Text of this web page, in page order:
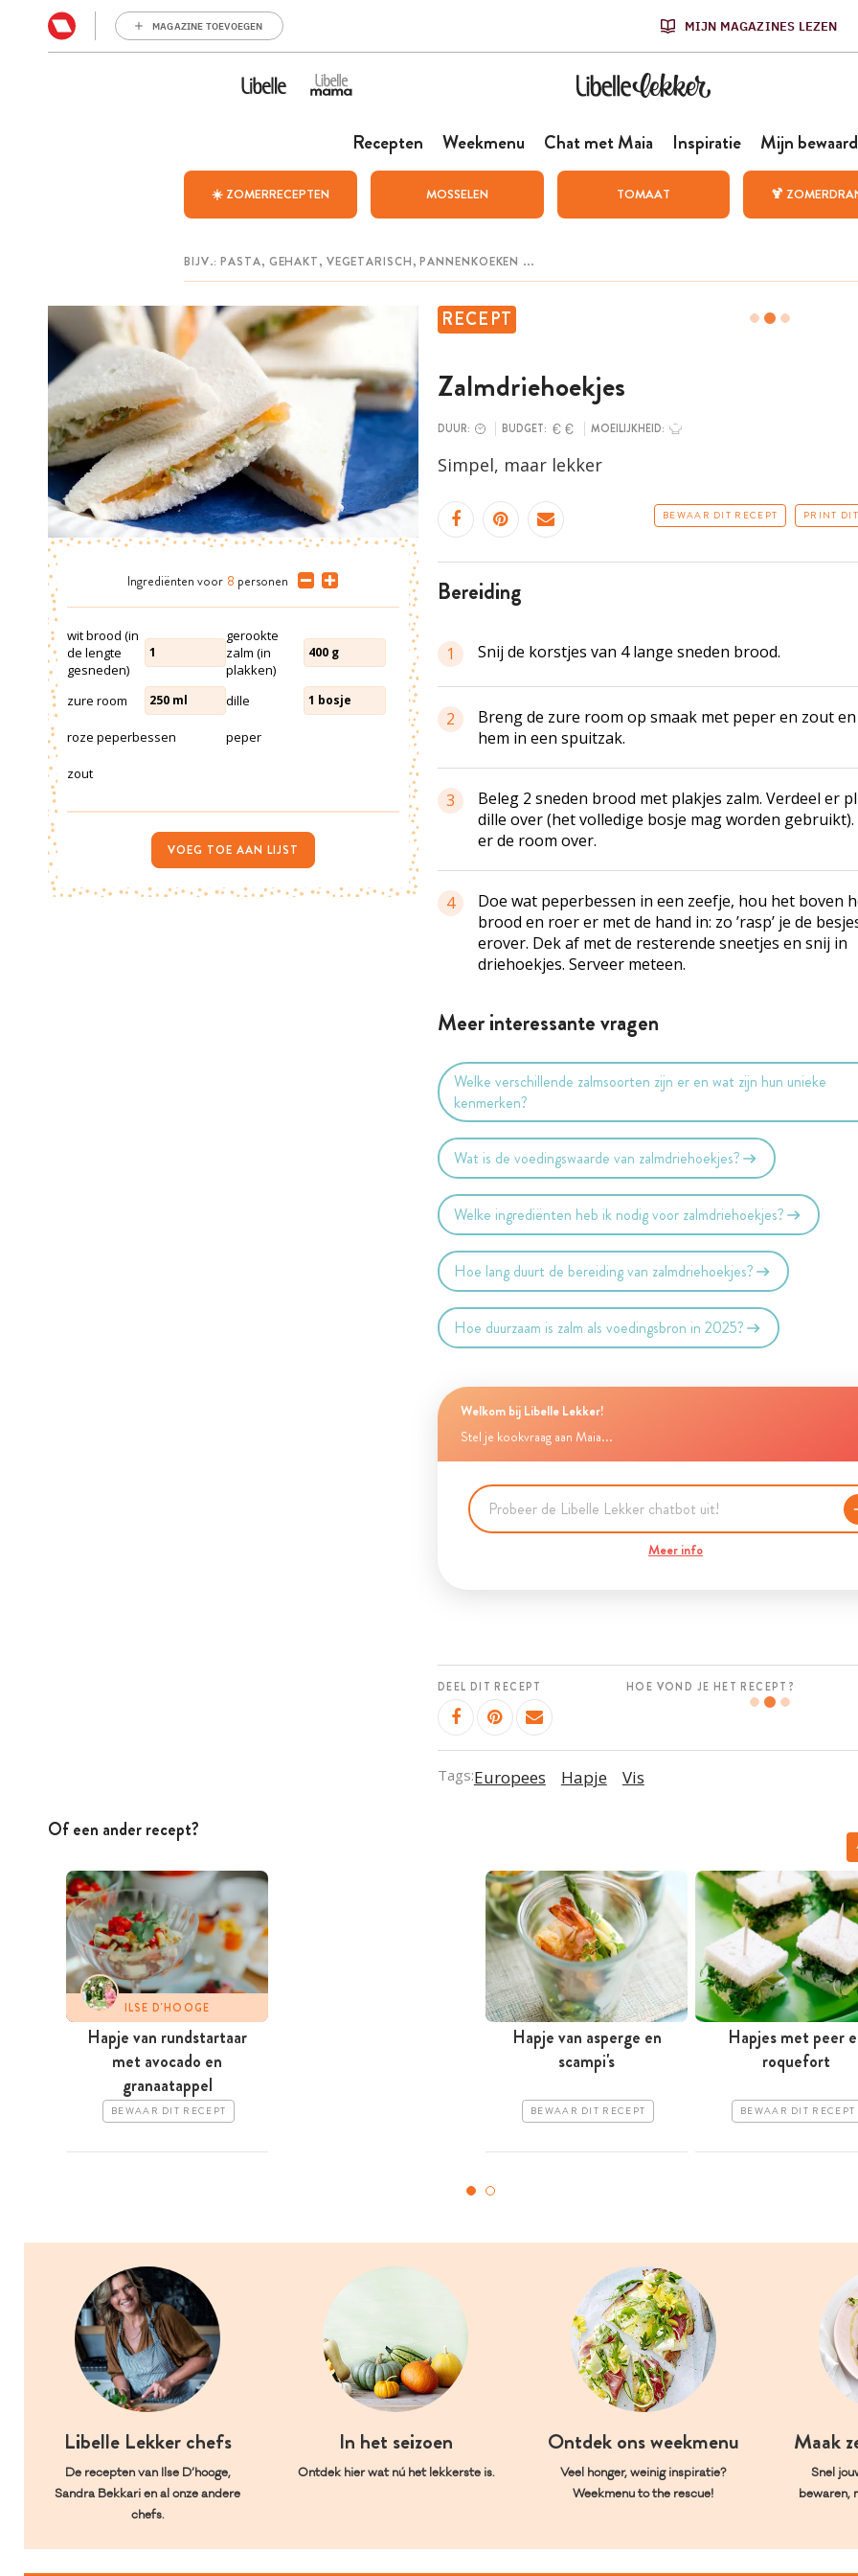
MAGAZINE TOEVOEGEN MIJN MAGAZINES LEZEN
Recepten Weekmenu Chat met Maia Inspiratie Mijn
☀️ ZOMERRECEPTEN MOSSELEN TOMAAT 🍹
RECEPT
Zalmdriehoekjes
DUUR: BUDGET: MOEILIJKHEID:
Simpel, maar lekker
BEWAAR DIT RECEPT PRINT
bereiding
1 Snij de korstjes van 4 lange sneden brood.
2
Breng de zure room op smaak met peper en zout
hem in een spuitzak.
3
Beleg 2 sneden brood met plakjes zalm. Verdeel er
dille over (het volledige bosje mag worden gebruikt).
er de room over.
4
Doe wat peperbessen in een zeefje, hou het boven
brood en roer er met de hand in: zo ’rasp’ je de
erover. Dek af met de resterende sneetjes en snij in
driehoekjes. Serveer meteen.
Meer interessante vragen
Welke verschillende zalmsoorten zijn er en wat zijn hun unieke
kenmerken?
Wat is de voedingswaarde van zalmdriehoekjes?
Welke ingrediënten heb ik nodig voor zalmdriehoekjes?
Hoe lang duurt de bereiding van zalmdriehoekjes?
Hoe duurzaam is zalm als voedingsbron in 2025?
Welkom bij Libelle Lekker!
Stel je kookvraag aan Maia...
Meer info
DEEL DIT RECEPT HOE VOND JE HET RECEPT?
Tags:Europees Hapje Vis
Ingrediënten voor 8 personen
wit brood (in
de lengte
gesneden)
1
gerookte
zalm (in
plakken)
400 g
zure room 250 ml dille 1 bosje
roze peperbessen peper
zout
VOEG TOE AAN LIJST
Of een ander recept?
ILSE D'HOOGE
Hapje van rundstartaar
met avocado en
granaatappel
BEWAAR DIT RECEPT
Hapje van asperge en
scampi's
BEWAAR DIT RECEPT
Hapjes met peer
roquefort
BEWAAR DIT RECEPT
Libelle Lekker chefs
De recepten van Ilse D’hooge,
Sandra Bekkari en al onze andere
chefs.
In het seizoen
Ontdek hier wat nú het lekkerste is.
Ontdek ons weekmenu
Veel honger, weinig inspiratie?
Weekmenu to the rescue!
Maak
Snel
bewaren,